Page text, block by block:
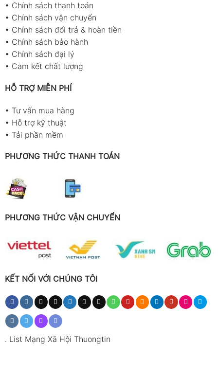
• Chính sách thanh toán
• Chính sách vận chuyển
• Chính sách đổi trả & hoàn tiền
• Chính sách bảo hành
• Chính sách đại lý
• Cam kết chất lượng
HỖ TRỢ MIỄN PHÍ
• Tư vấn mua hàng
• Hỗ trợ kỹ thuật
• Tải phần mềm
PHƯƠNG THỨC THANH TOÁN
PHƯƠNG THỨC VẬN CHUYỂN
KẾT NỐI VỚI CHÚNG TÔI
. List Mạng Xã Hội Thuongtin